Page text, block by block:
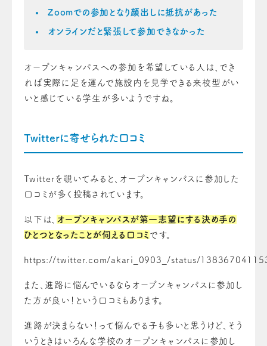
Zoomでの参加となり顔出しに抵抗があった
オンラインだと緊張して参加できなかった
オープンキャンパスへの参加を希望している人は、でき
れば実際に足を運んで施設内を見学できる来校型がい
いと感じている学生が多いようですね。
Twitterに寄せられた口コミ
Twitterを覗いてみると、オープンキャンパスに参加した
口コミが多く投稿されています。
以下は、
オープンキャンパスが第一志望にする決め手の
ひとつとなったことが伺える口コミ です。
https://twitter.com/akari_0903_/status/
また、進路に悩んでいるならオープンキャンパスに参加し
た方が良い！という口コミもあります。
進路が決まらない！って悩んでる子も多いと思うけど、そう
いうときはいろんな学校のオープンキャンパスに参加し